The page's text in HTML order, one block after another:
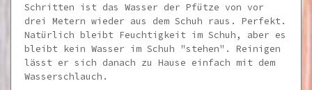
Schritten ist das Wasser der Pfütze von vor
drei Metern wieder aus dem Schuh raus. Perfekt.
Natürlich bleibt Feuchtigkeit im Schuh, aber es
bleibt kein Wasser im Schuh "stehen". Reinigen
lässt er sich danach zu Hause einfach mit dem
Wasserschlauch.